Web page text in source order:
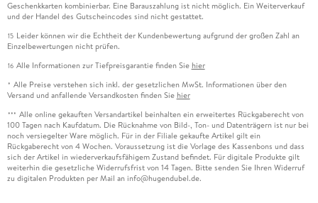
Geschenkkarten kombinierbar. Eine Barauszahlung ist nicht möglich. Ein Weiterverkauf
und der Handel des Gutscheincodes sind nicht gestattet.
15 Leider können wir die Echtheit der Kundenbewertung aufgrund der großen Zahl an
Einzelbewertungen nicht prüfen.
16 Alle Informationen zur Tiefpreisgarantie finden Sie hier
* Alle Preise verstehen sich inkl. der gesetzlichen MwSt. Informationen über den
Versand und anfallende Versandkosten finden Sie hier
*** Alle online gekauften Versandartikel beinhalten ein erweitertes Rückgaberecht von
100 Tagen nach Kaufdatum. Die Rücknahme von Bild-, Ton- und Datenträgern ist nur bei
noch versiegelter Ware möglich. Für in der Filiale gekaufte Artikel gilt ein
Rückgaberecht von 4 Wochen. Voraussetzung ist die Vorlage des Kassenbons und dass
sich der Artikel in wiederverkaufsfähigem Zustand befindet. Für digitale Produkte gilt
weiterhin die gesetzliche Widerrufsfrist von 14 Tagen. Bitte senden Sie Ihren Widerruf
zu digitalen Produkten per Mail an info@hugendubel.de.